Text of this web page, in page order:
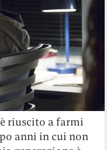
è riuscito a farmi
anni in cui non